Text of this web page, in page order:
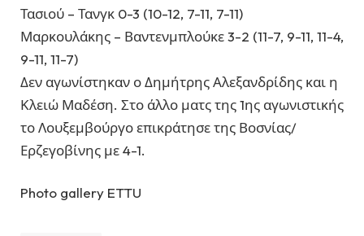
Τασιού – Τανγκ 0-3 (10-12, 7-11, 7-11)
Μαρκουλάκης – Βαντενμπλούκε 3-2 (11-7, 9-11, 11-4,
9-11, 11-7)
Δεν αγωνίστηκαν ο Δημήτρης Αλεξανδρίδης και η
Κλειώ Μαδέση. Στο άλλο ματς της 1ης αγωνιστικής
το Λουξεμβούργο επικράτησε της Βοσνίας/
Ερζεγοβίνης με 4-1.
Photo gallery ETTU